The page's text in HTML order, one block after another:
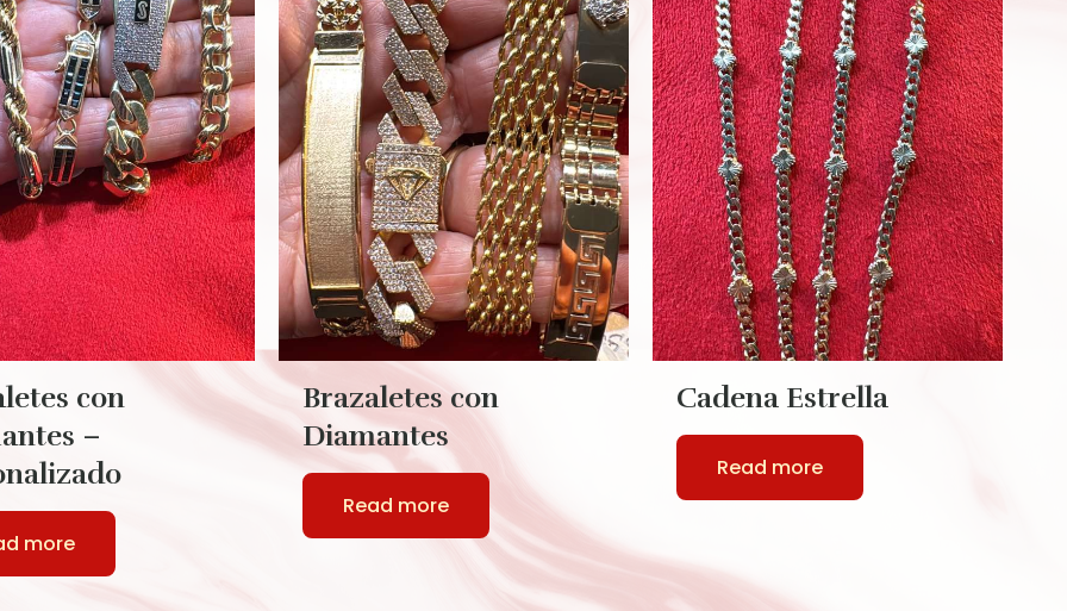
con
–
more
Brazaletes con
Diamantes
Read more
Cadena Estrella
Read more